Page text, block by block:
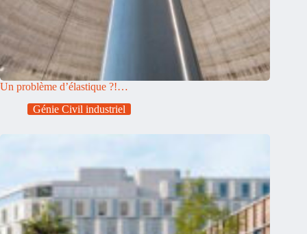
Un problème d’élastique ?!…
Génie Civil industriel